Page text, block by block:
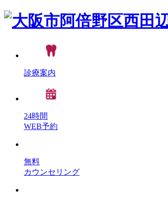
診療案内
24時間
WEB予約
無料
カウンセリング